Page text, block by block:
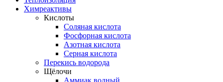
Химреактивы
Кислоты
Соляная кислота
Фосфорная кислота
Азотная кислота
Серная кислота
Перекись водорода
Щёлочи
Аммиак водный